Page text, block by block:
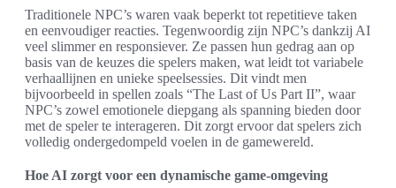
Traditionele NPC’s waren vaak beperkt tot repetitieve taken
en eenvoudiger reacties. Tegenwoordig zijn NPC’s dankzij AI
veel slimmer en responsiever. Ze passen hun gedrag aan op
basis van de keuzes die spelers maken, wat leidt tot variabele
verhaallijnen en unieke speelsessies. Dit vindt men
bijvoorbeeld in spellen zoals “The Last of Us Part II”, waar
NPC’s zowel emotionele diepgang als spanning bieden door
met de speler te interageren. Dit zorgt ervoor dat spelers zich
volledig ondergedompeld voelen in de gamewereld.
Hoe AI zorgt voor een dynamische game-omgeving